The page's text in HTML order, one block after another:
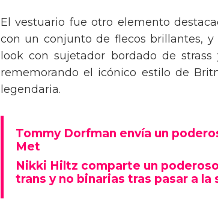
El vestuario fue otro elemento
con un conjunto de flecos brillantes,
look con sujetador bordado de
rememorando el icónico estilo de
legendaria.
Tommy Dorfman envía un
Met
Nikki Hiltz comparte un
trans y no binarias tras pasar a